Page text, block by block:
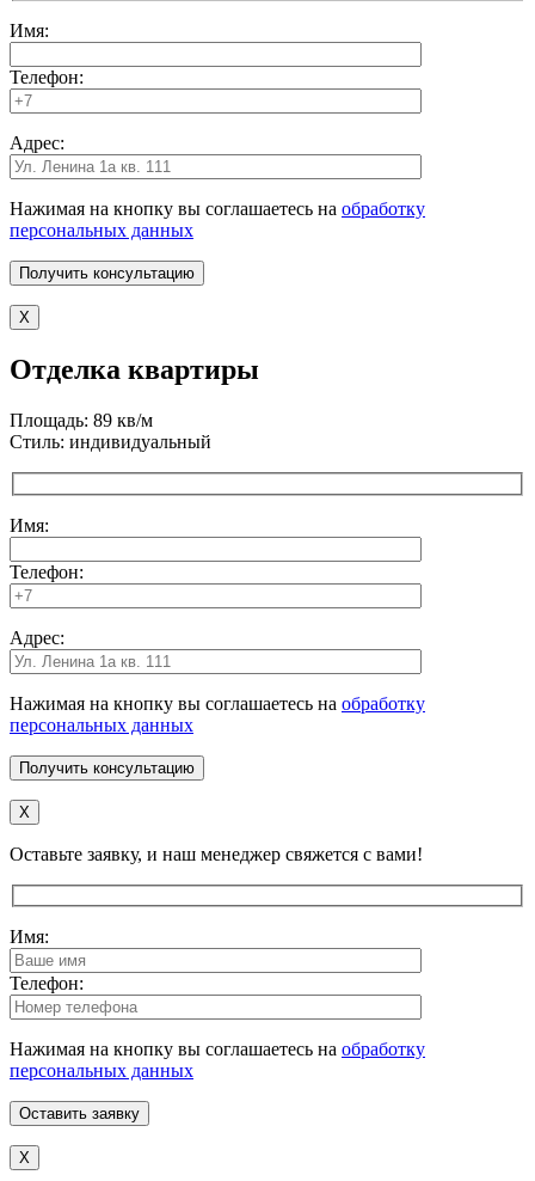
Имя:
Телефон:
Адрес:
Нажимая на кнопку вы соглашаетесь на обработку
персональных данных
X
Отделка квартиры
Площадь: 89 кв/м
Стиль: индивидуальный
Имя:
Телефон:
Адрес:
Нажимая на кнопку вы соглашаетесь на обработку
персональных данных
X
Оставьте заявку, и наш менеджер свяжется с вами!
Имя:
Телефон:
Нажимая на кнопку вы соглашаетесь на обработку
персональных данных
X